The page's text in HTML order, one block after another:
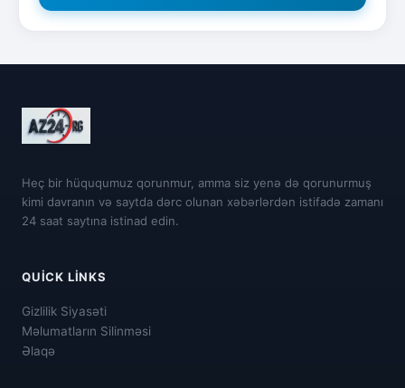
Heç bir hüququmuz qorunmur, amma siz yenə də qorunurmuş
kimi davranın və saytda dərc olunan xəbərlərdən istifadə zamanı
24 saat saytına istinad edin.
QUICK LINKS
Gizlilik Siyasəti
Məlumatların Silinməsi
Əlaqə